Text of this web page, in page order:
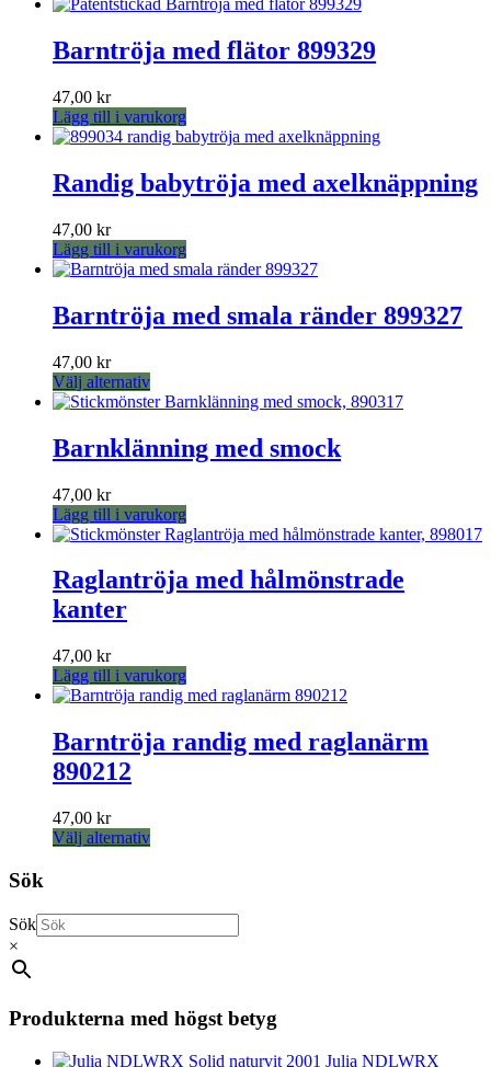
alternativen
väljas
på
Barntröja med flätor 899329
47,00 kr
Lägg till i varukorg
Randig babytröja med axelknäppning
47,00 kr
Lägg till i varukorg
Barntröja med smala ränder 899327
47,00 kr
Välj alternativDen
här
flera
olika
alternativen
väljas
på
Barnklänning med smock
47,00 kr
Lägg till i varukorg
Raglantröja med hålmönstrade
kanter
47,00 kr
Lägg till i varukorg
Barntröja randig med raglanärm
890212
47,00 kr
Välj alternativDen
flera
varianter.
kan
på
Sök
Sök
×
Produkterna med högst betyg
Julia NDLWRX